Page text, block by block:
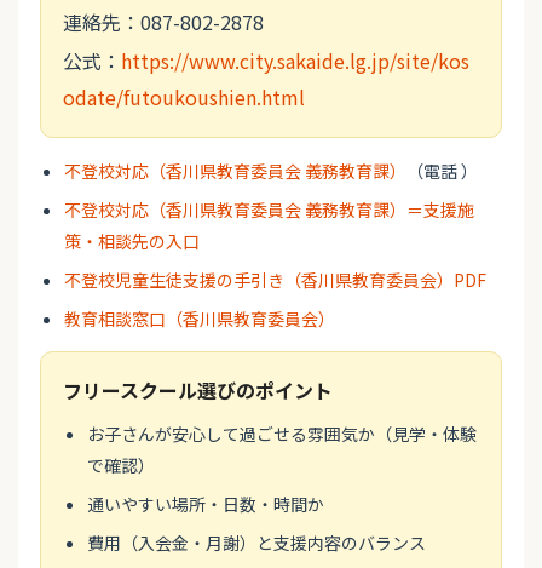
連絡先：087-802-2878
公式： https://www.city.sakaide.lg.jp/site/kos
odate/futoukoushien.html
不登校対応（香川県教育委員会 義務教育課）
（電話 ）
不登校対応（香川県教育委員会 義務教育課）＝支援施
策・相談先の入口
不登校児童生徒支援の手引き（香川県教育委員会）PDF
教育相談窓口（香川県教育委員会）
フリースクール選びのポイント
お子さんが安心して過ごせる雰囲気か（見学・体験
で確認）
通いやすい場所・日数・時間か
費用（入会金・月謝）と支援内容のバランス